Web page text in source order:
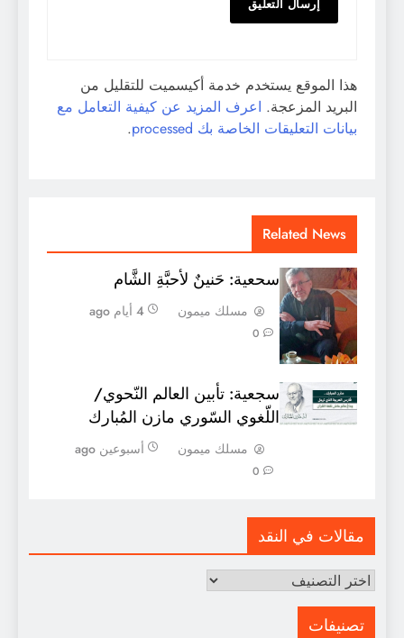
هذا الموقع يستخدم خدمة أكيسميت للتقليل من
البريد المزعجة. اعرف المزيد عن كيفية التعامل مع
بيانات التعليقات الخاصة بك processed
.
Related News
سحعية: حَنينٌ لأحبَّةِ الشَّام
مسلك ميمون 4 أيام ago
0
سجعية: تأبين العالم النّحوي/
اللّغوي السّوري مازن المُبارك
مسلك ميمون أسبوعين ago
0
مقالات في النقد
مقالات
النقد
تصنيفات